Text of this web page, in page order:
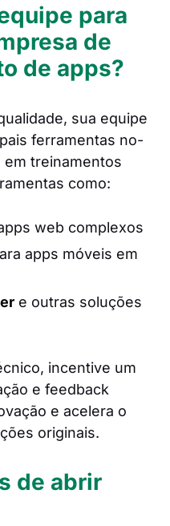
para
de
de apps?
sua equipe
ferramentas no-
treinamentos
como:
web complexos
apps móveis em
e outras soluções
incentive um
e feedback
e acelera o
originais.
de abrir